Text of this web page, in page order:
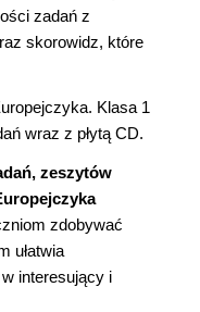
zadań z
skorowidz, które
Klasa 1
wraz z płytą CD.
zeszytów
zdobywać
ułatwia
interesujący i